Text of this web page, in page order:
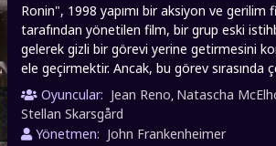
Ronin", 1998 yapımı bir aksiyon ve gerilim
tarafından yönetilen film, bir grup eski
gelerek gizli bir görevi yerine getirmesini
ele geçirmektir. Ancak, bu görev sırasında
aralarındaki güven sorunu ortaya çıkar.
tempolu aksiyonu ve dikkat çekici
Oyuncular: Jean Reno, Natascha
Stellan Skarsgård
Yönetmen: John Frankenheimer